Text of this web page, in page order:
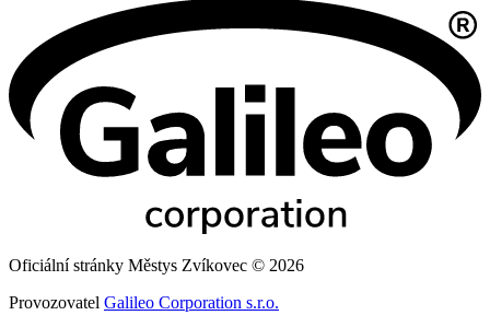
Oficiální stránky Městys Zvíkovec © 2026
Provozovatel Galileo Corporation s.r.o.